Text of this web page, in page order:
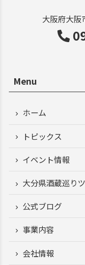
大阪府大阪
Menu
ホーム
トピックス
イベント情報
大分県酒蔵巡り
公式ブログ
事業内容
会社情報